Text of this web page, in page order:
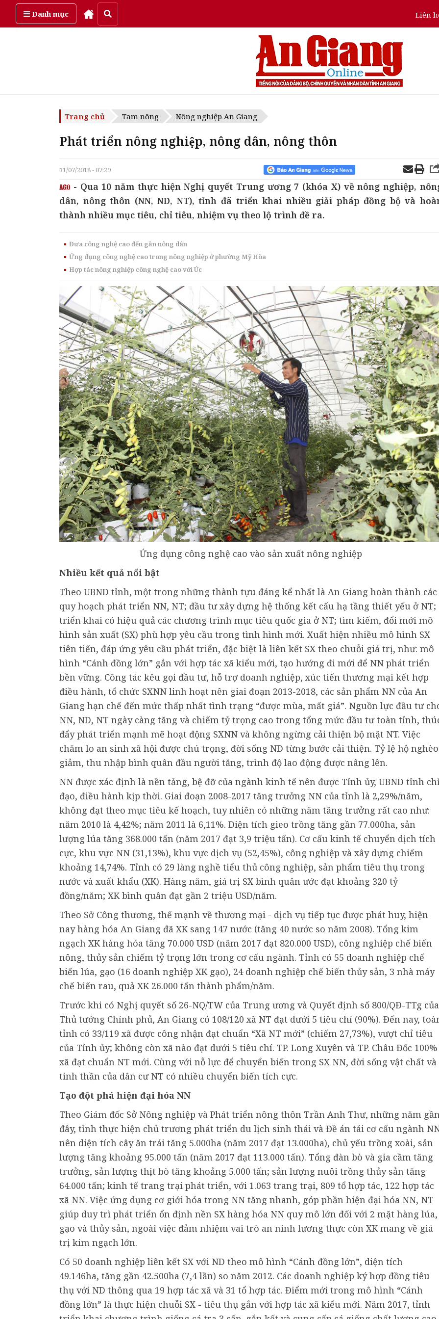
Danh mục Liên
Thứ sáu, ngày 7/08/2026
Trang chủ Tam nông Nông nghiệp An Giang
Phát triển nông nghiệp, nông dân, nông thôn
31/07/2018 - 07:29
- Qua 10 năm thực hiện Nghị quyết Trung ương 7 (khóa X) về nông nghiệp,
dân, nông thôn (NN, ND, NT), tỉnh đã triển khai nhiều giải pháp đồng bộ và
thành nhiều mục tiêu, chỉ tiêu, nhiệm vụ theo lộ trình đề ra.
Đưa công nghệ cao đến gần nông dân
Ứng dụng công nghệ cao trong nông nghiệp ở phường Mỹ Hòa
Hợp tác nông nghiệp công nghệ cao với Úc
Ứng dụng công nghệ cao vào sản xuất nông nghiệp
Nhiều kết quả nổi bật
Theo UBND tỉnh, một trong những thành tựu đáng kể nhất là An Giang hoàn thành các
quy hoạch phát triển NN, NT; đầu tư xây dựng hệ thống kết cấu hạ tầng thiết yếu ở NT;
triển khai có hiệu quả các chương trình mục tiêu quốc gia ở NT; tìm kiếm, đổi mới mô
hình sản xuất (SX) phù hợp yêu cầu trong tình hình mới. Xuất hiện nhiều mô hình SX
tiên tiến, đáp ứng yêu cầu phát triển, đặc biệt là liên kết SX theo chuỗi giá trị, như: mô
hình “Cánh đồng lớn” gắn với hợp tác xã kiểu mới, tạo hướng đi mới để NN phát triển
bền vững. Công tác kêu gọi đầu tư, hỗ trợ doanh nghiệp, xúc tiến thương mại kết hợp
điều hành, tổ chức SXNN linh hoạt nên giai đoạn 2013-2018, các sản phẩm NN của An
Giang hạn chế đến mức thấp nhất tình trạng “được mùa, mất giá”. Nguồn lực đầu tư
NN, ND, NT ngày càng tăng và chiếm tỷ trọng cao trong tổng mức đầu tư toàn tỉnh,
đẩy phát triển mạnh mẽ hoạt động SXNN và không ngừng cải thiện bộ mặt NT. Việc
chăm lo an sinh xã hội được chú trọng, đời sống ND từng bước cải thiện. Tỷ lệ hộ nghèo
giảm, thu nhập bình quân đầu người tăng, trình độ lao động được nâng lên.
NN được xác định là nền tảng, bệ đỡ của ngành kinh tế nên được Tỉnh ủy, UBND tỉnh chỉ
đạo, điều hành kịp thời. Giai đoạn 2008-2017 tăng trưởng NN của tỉnh là 2,29%/năm,
không đạt theo mục tiêu kế hoạch, tuy nhiên có những năm tăng trưởng rất cao như:
năm 2010 là 4,42%; năm 2011 là 6,11%. Diện tích gieo trồng tăng gần 77.000ha, sản
lượng lúa tăng 368.000 tấn (năm 2017 đạt 3,9 triệu tấn). Cơ cấu kinh tế chuyển dịch tích
cực, khu vực NN (31,13%), khu vực dịch vụ (52,45%), công nghiệp và xây dựng chiếm
khoảng 14,74%. Tỉnh có 29 làng nghề tiểu thủ công nghiệp, sản phẩm tiêu thụ trong
nước và xuất khẩu (XK). Hàng năm, giá trị SX bình quân ước đạt khoảng 320 tỷ
đồng/năm; XK bình quân đạt gần 2 triệu USD/năm.
Theo Sở Công thương, thế mạnh về thương mại - dịch vụ tiếp tục được phát huy, hiện
nay hàng hóa An Giang đã XK sang 147 nước (tăng 40 nước so năm 2008). Tổng kim
ngạch XK hàng hóa tăng 70.000 USD (năm 2017 đạt 820.000 USD), công nghiệp chế biến
nông, thủy sản chiếm tỷ trọng lớn trong cơ cấu ngành. Tỉnh có 55 doanh nghiệp chế
biến lúa, gạo (16 doanh nghiệp XK gạo), 24 doanh nghiệp chế biến thủy sản, 3 nhà máy
chế biến rau, quả XK 26.000 tấn thành phẩm/năm.
Trước khi có Nghị quyết số 26-NQ/TW của Trung ương và Quyết định số 800/QĐ-TTg của
Thủ tướng Chính phủ, An Giang có 108/120 xã NT đạt dưới 5 tiêu chí (90%). Đến nay,
tỉnh có 33/119 xã được công nhận đạt chuẩn “Xã NT mới” (chiếm 27,73%), vượt chỉ tiêu
của Tỉnh ủy; không còn xã nào đạt dưới 5 tiêu chí. TP. Long Xuyên và TP. Châu Đốc 100%
xã đạt chuẩn NT mới. Cùng với nỗ lực để chuyển biến trong SX NN, đời sống vật chất và
tinh thần của dân cư NT có nhiều chuyển biến tích cực.
Tạo đột phá hiện đại hóa NN
Theo Giám đốc Sở Nông nghiệp và Phát triển nông thôn Trần Anh Thư, những năm gần
đây, tỉnh thực hiện chủ trương phát triển du lịch sinh thái và Đề án tái cơ cấu ngành
nên diện tích cây ăn trái tăng 5.000ha (năm 2017 đạt 13.000ha), chủ yếu trồng xoài, sản
lượng tăng khoảng 95.000 tấn (năm 2017 đạt 113.000 tấn). Tổng đàn bò và gia cầm tăng
trưởng, sản lượng thịt bò tăng khoảng 5.000 tấn; sản lượng nuôi trồng thủy sản tăng
64.000 tấn; kinh tế trang trại phát triển, với 1.063 trang trại, 809 tổ hợp tác, 122 hợp tác
xã NN. Việc ứng dụng cơ giới hóa trong NN tăng nhanh, góp phần hiện đại hóa NN, NT
giúp duy trì phát triển ổn định nền SX hàng hóa NN quy mô lớn đối với 2 mặt hàng lúa,
gạo và thủy sản, ngoài việc đảm nhiệm vai trò an ninh lương thực còn XK mang về giá
trị kim ngạch lớn.
Có 50 doanh nghiệp liên kết SX với ND theo mô hình “Cánh đồng lớn”, diện tích
49.146ha, tăng gần 42.500ha (7,4 lần) so năm 2012. Các doanh nghiệp ký hợp đồng tiêu
thụ với ND thông qua 19 hợp tác xã và 31 tổ hợp tác. Điểm mới trong mô hình “Cánh
đồng lớn” là thực hiện chuỗi SX - tiêu thụ gắn với hợp tác xã kiểu mới. Năm 2017, tỉnh